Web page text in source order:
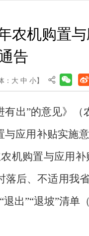
农机购置与
告
： 大 中 小】
有出”的意见》（
与应用补贴实施
机购置与应用补
后、不适用我
退出”“退坡”清单